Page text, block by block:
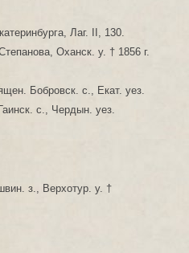
Лаг. II, 130.
Оханск. у. † 1856 г.
Бобровск. с., Екат. уез.
с., Чердын. уез.
з., Верхотур. у. †